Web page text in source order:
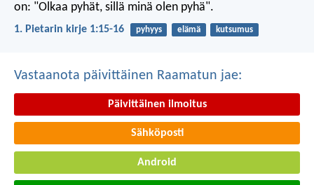
on: "Olkaa pyhät, sillä minä olen pyhä".
1. Pietarin kirje 1:15-16 pyhyys elämä kutsumus
Vastaanota päivittäinen Raamatun jae:
Päivittäinen ilmoitus
Sähköposti
Android